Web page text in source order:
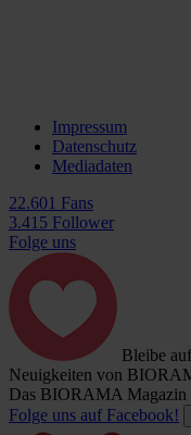
Impressum
Datenschutz
Mediadaten
22.601 Fans
3.415 Follower
Folge uns
Bleibe
Neuigkeiten von
Das BIORAMA Magazin
Folge uns auf Facebook!